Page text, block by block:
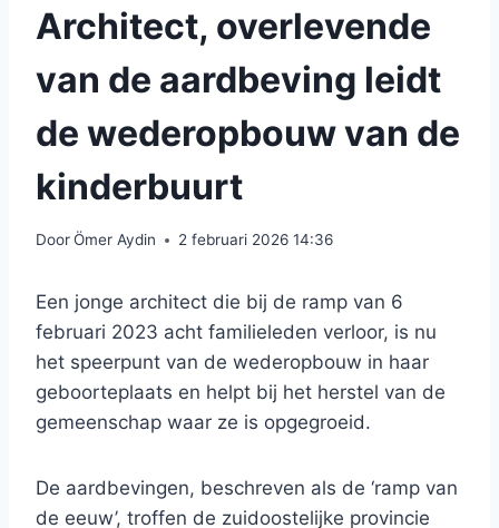
Architect, overlevende
van de aardbeving leidt
de wederopbouw van de
kinderbuurt
DoorÖmer Aydin 2 februari 2026 14:36
Een jonge architect die bij de ramp van 6
februari 2023 acht familieleden verloor, is nu
het speerpunt van de wederopbouw in haar
geboorteplaats en helpt bij het herstel van de
gemeenschap waar ze is opgegroeid.
De aardbevingen, beschreven als de ‘ramp van
de eeuw’, troffen de zuidoostelijke provincie